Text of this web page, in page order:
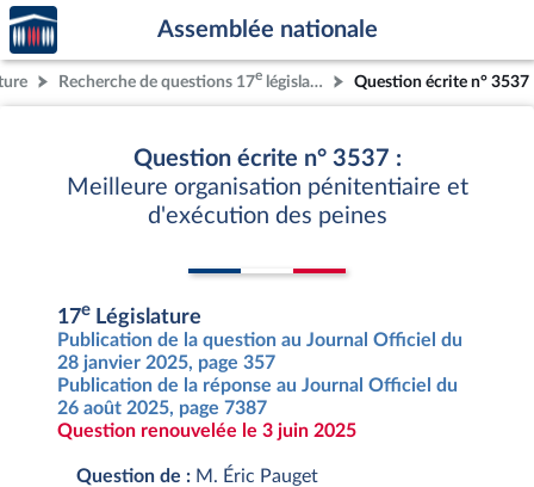
Aller au contenu
Aller en bas de la page
Accèder
à la
page
d'accueil
Assemblée nationale
Recherche de questions 17e législature Question écrite n° 3537
Question écrite n° 3537 :
Meilleure organisation pénitentiaire et
d'exécution des peines
17e Législature
Publication de la question au Journal Officiel du
28 janvier 2025, page 357
Publication de la réponse au Journal Officiel du
26 août 2025, page 7387
Question renouvelée le 3 juin 2025
Question de : M. Éric Pauget